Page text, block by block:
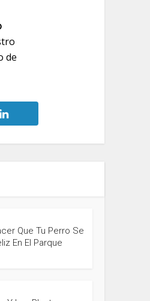
de
Que Tu Perro Se
En El Parque